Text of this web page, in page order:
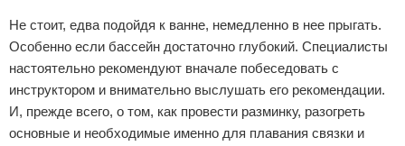
Не стоит, едва подойдя к ванне, немедленно в нее прыгать.
Особенно если бассейн достаточно глубокий. Специалисты
настоятельно рекомендуют вначале побеседовать с
инструктором и внимательно выслушать его рекомендации.
И, прежде всего, о том, как провести разминку, разогреть
основные и необходимые именно для плавания связки и